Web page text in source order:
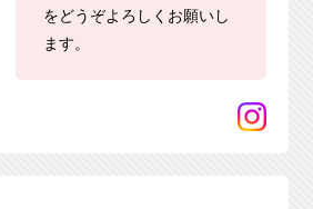
をどうぞよろしくお願いし
ます。